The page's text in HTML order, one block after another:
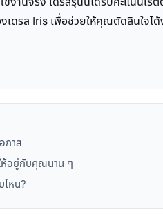
ดรส Iris เพื่อช่วยให้คุณตัดสินใจไ
กาส
ห้อยู่กับคุณนาน ๆ
ไหน?